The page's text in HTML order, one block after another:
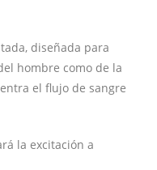
diseñada para
hombre como de la
el flujo de sangre
la excitación a